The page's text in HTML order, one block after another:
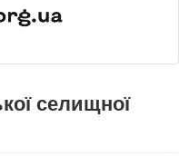
селищної